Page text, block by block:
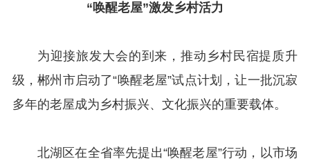
“唤醒老屋”激发乡村活力
为迎接旅发大会的到来，推动乡村民宿提质升
级，郴州市启动了“唤醒老屋”试点计划，让一批沉寂
多年的老屋成为乡村振兴、文化振兴的重要载体。
北湖区在全省率先提出“唤醒老屋”行动，以市场